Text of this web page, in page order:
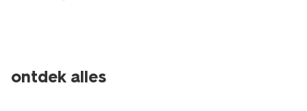
ontdek alles